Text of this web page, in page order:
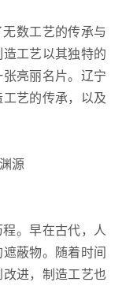
数工艺的传承与
工艺以其独特的
亮丽名片。辽宁
艺的传承，以及
源
。早在古代，人
蔽物。随着时间
进，制造工艺也